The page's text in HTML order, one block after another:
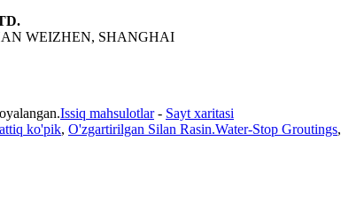
WEIZHEN, SHANGHAI
Issiq mahsulotlar- Sayt xaritasi
ko'pik, O'zgartirilgan Silan Rasin.Water-Stop Groutings,